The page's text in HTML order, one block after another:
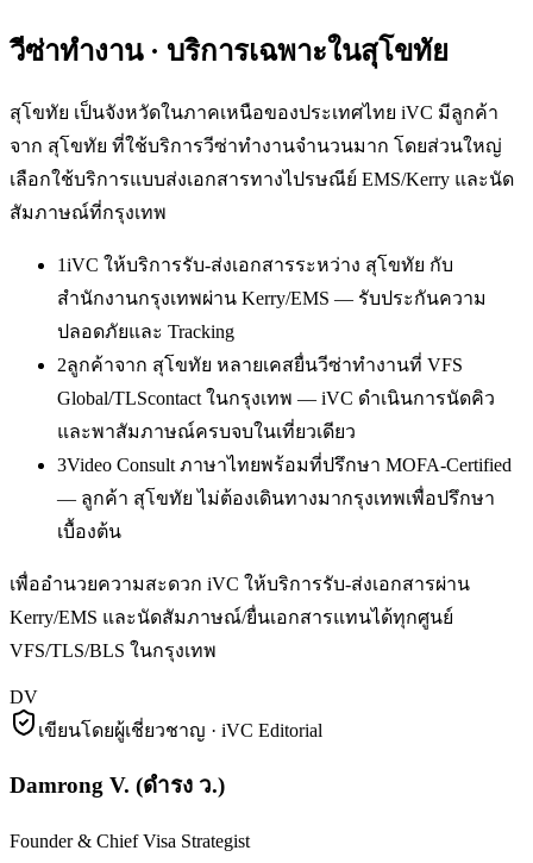
วีซ่าทำงาน· บริการเฉพาะในสุโขทัย
สุโขทัย เป็นจังหวัดในภาคเหนือของประเทศไทย iVC มีลูกค้า
จาก สุโขทัย ที่ใช้บริการวีซ่าทำงานจำนวนมาก โดยส่วนใหญ่
เลือกใช้บริการแบบส่งเอกสารทางไปรษณีย์ EMS/Kerry และนัด
สัมภาษณ์ที่กรุงเทพ
1iVC ให้บริการรับ-ส่งเอกสารระหว่าง สุโขทัย กับ
สำนักงานกรุงเทพผ่าน Kerry/EMS — รับประกันความ
ปลอดภัยและ Tracking
2ลูกค้าจาก สุโขทัย หลายเคสยื่นวีซ่าทำงานที่ VFS
Global/TLScontact ในกรุงเทพ — iVC ดำเนินการนัดคิว
และพาสัมภาษณ์ครบจบในเที่ยวเดียว
3Video Consult ภาษาไทยพร้อมที่ปรึกษา MOFA-Certified
— ลูกค้า สุโขทัย ไม่ต้องเดินทางมากรุงเทพเพื่อปรึกษา
เบื้องต้น
เพื่ออำนวยความสะดวก iVC ให้บริการรับ-ส่งเอกสารผ่าน
Kerry/EMS และนัดสัมภาษณ์/ยื่นเอกสารแทนได้ทุกศูนย์
VFS/TLS/BLS ในกรุงเทพ
DV
เขียนโดยผู้เชี่ยวชาญ · iVC Editorial
Damrong V. (ดำรง ว.)
Founder & Chief Visa Strategist